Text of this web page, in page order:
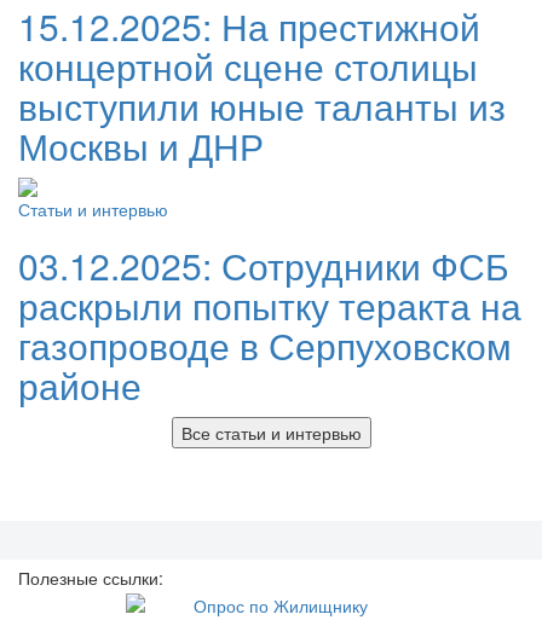
15.12.2025: На престижной
концертной сцене столицы
выступили юные таланты из
Москвы и ДНР
Статьи и интервью
03.12.2025: Сотрудники ФСБ
раскрыли попытку теракта на
газопроводе в Серпуховском
районе
Все статьи и интервью
Полезные ссылки: